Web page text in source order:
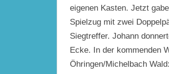
eigenen Kasten. Jetzt
Spielzug mit zwei
Siegtreffer. Johann
Ecke. In der kommenden
Öhringen/Michelbach